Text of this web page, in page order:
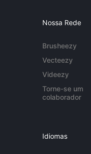
Nossa Rede
Brusheezy
Vecteezy
Videezy
Torne-se um
colaborador
Idiomas